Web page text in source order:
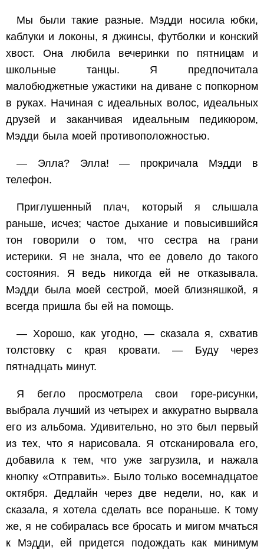
Мы были такие разные. Мэдди носила юбки,
каблуки и локоны, я джинсы, футболки и конский
хвост. Она любила вечеринки по пятницам и
школьные танцы. Я предпочитала
малобюджетные ужастики на диване с попкорном
в руках. Начиная с идеальных волос, идеальных
друзей и заканчивая идеальным педикюром,
Мэдди была моей противоположностью.
— Элла? Элла! — прокричала Мэдди в
телефон.
Приглушенный плач, который я слышала
раньше, исчез; частое дыхание и повысившийся
тон говорили о том, что сестра на грани
истерики. Я не знала, что ее довело до такого
состояния. Я ведь никогда ей не отказывала.
Мэдди была моей сестрой, моей близняшкой, я
всегда пришла бы ей на помощь.
— Хорошо, как угодно, — сказала я, схватив
толстовку с края кровати. — Буду через
пятнадцать минут.
Я бегло просмотрела свои горе-рисунки,
выбрала лучший из четырех и аккуратно вырвала
его из альбома. Удивительно, но это был первый
из тех, что я нарисовала. Я отсканировала его,
добавила к тем, что уже загрузила, и нажала
кнопку «Отправить». Было только восемнадцатое
октября. Дедлайн через две недели, но, как и
сказала, я хотела сделать все пораньше. К тому
же, я не собиралась все бросать и мигом мчаться
к Мэдди, ей придется подождать как минимум